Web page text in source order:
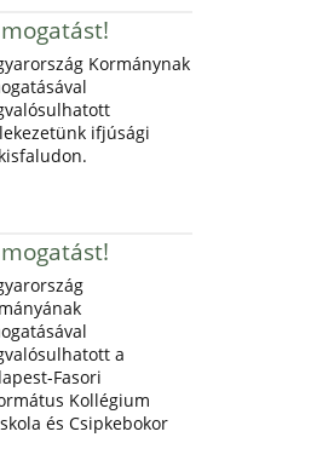
Kormánynak
ifjúsági
a
Fasori
Kollégium
és Csipkebokor